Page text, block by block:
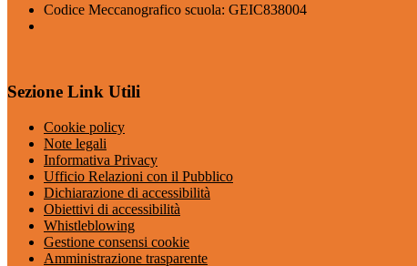
Codice Meccanografico scuola: GEIC838004
Sezione Link Utili
Cookie policy
Note legali
Informativa Privacy
Ufficio Relazioni con il Pubblico
Dichiarazione di accessibilità
Obiettivi di accessibilità
Whistleblowing
Gestione consensi cookie
Amministrazione trasparente